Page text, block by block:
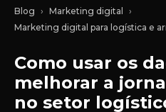
Blog
Marketing digital
Marketing digital para logística e
Como usar os
melhorar a
no setor